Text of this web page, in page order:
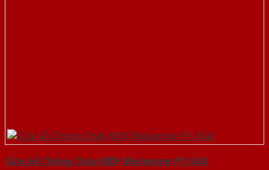
Cửa Gỗ Chống Cháy MDF Melamine P1-SGD